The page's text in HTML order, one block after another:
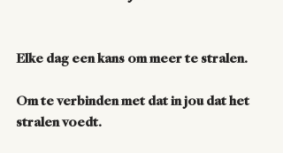
Elke dag een kans om meer te stralen.
Om te verbinden met dat in jou dat het
stralen voedt.